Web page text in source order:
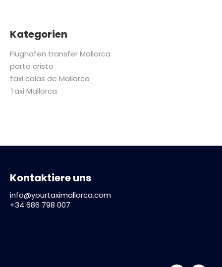
Kategorien
Flughafen transfer Mallorca
porto cristo
taxi calas de Mallorca
Taxi Mallorca
Kontaktiere uns
info@yourtaximallorca.com
+34 686 798 007